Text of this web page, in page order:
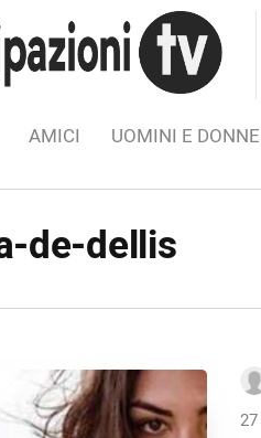
AMICI UOMINI E DONNE
de-dellis